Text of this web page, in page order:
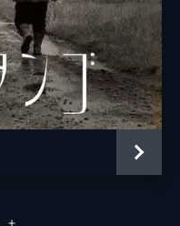
＋